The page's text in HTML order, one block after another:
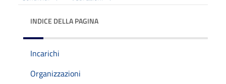
INDICE DELLA PAGINA
Incarichi
Organizzazioni